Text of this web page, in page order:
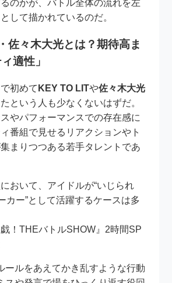
のかが、バトル全体の流れを左
して描かれているのだ。
佐々木大光とは？期待高ま
適性」
初めて KEY TO LITや佐々木大光
という人も少なくないはずだ。
やパフォーマンスでの存在感に
番組で見せるリアクションやト
まりつつある若手タレントであ
おいて、アイドルが“いじられ
カー”として活躍するケースは多
！THEバトルSHOW』2時間SP
ールをあえてかき乱すような行動